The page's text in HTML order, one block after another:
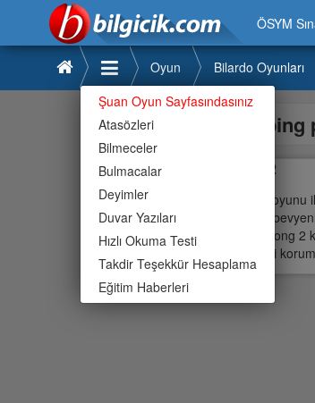
ÖSYM
Şuan Oyun Sayfasındasınız
Atasözleri
Bilmeceler
Bulmacalar
Deyimler
Duvar Yazıları
Hızlı Okuma Testi
Takdir Teşekkür Hesaplama
Eğitim Haberleri
Oyun Bilardo Oyunları
Pong 2
Pong 2
büyük
peki » Pong
özelliğini